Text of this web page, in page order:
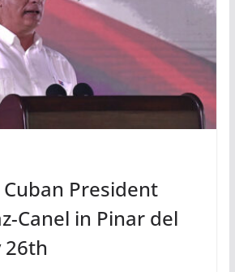
Cuban President
Canel in Pinar del
26th